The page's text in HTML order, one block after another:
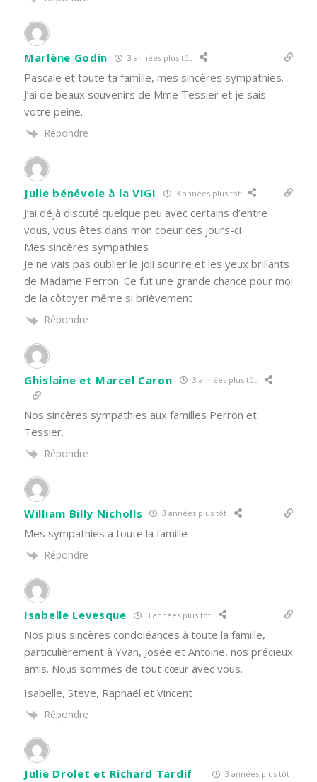
Marlène Godin 3 années plus tôt
Pascale et toute ta famille, mes sincères sympathies.
J’ai de beaux souvenirs de Mme Tessier et je sais
votre peine.
Répondre
Julie bénévole à la VIGI 3 années plus tôt
J’ai déjà discuté quelque peu avec certains d’entre
vous, vous êtes dans mon coeur ces jours-ci
Mes sincères sympathies
Je ne vais pas oublier le joli sourire et les yeux brillants
de Madame Perron. Ce fut une grande chance pour moi
de la côtoyer même si brièvement
Répondre
Ghislaine et Marcel Caron 3 années plus tôt
Nos sincères sympathies aux familles Perron et
Tessier.
Répondre
William Billy Nicholls 3 années plus tôt
Mes sympathies a toute la famille
Répondre
Isabelle Levesque 3 années plus tôt
Nos plus sincères condoléances à toute la famille,
particulièrement à Yvan, Josée et Antoine, nos précieux
amis. Nous sommes de tout cœur avec vous.
Isabelle, Steve, Raphaël et Vincent
Répondre
Julie Drolet et Richard Tardif 3 années plus tôt